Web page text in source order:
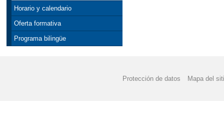
Horario y calendario
Oferta formativa
Programa bilingüe
Protección de datos Mapa del